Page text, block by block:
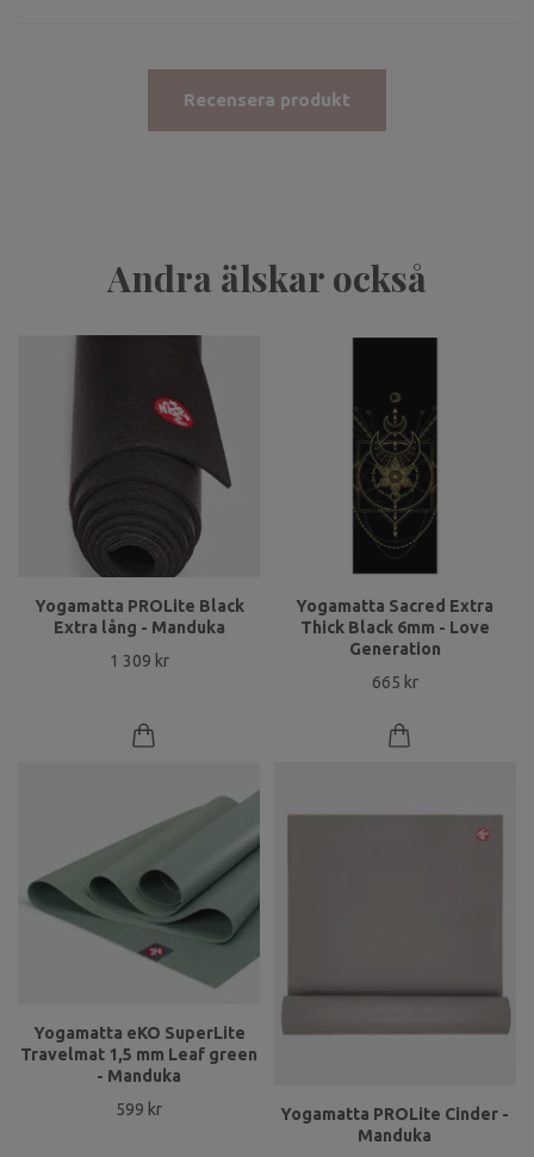
Recensera produkt
Andra älskar också
Yogamatta PROLite Black
Extra lång - Manduka
1 309 kr
Yogamatta Sacred Extra
Thick Black 6mm - Love
Generation
665 kr
Yogamatta eKO SuperLite
Travelmat 1,5 mm Leaf green
- Manduka
599 kr
Yogamatta PROLite Cinder -
Manduka